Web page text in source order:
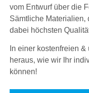
vom Entwurf über die
Sämtliche Materialien,
dabei höchsten
In einer kostenfreien
heraus, wie wir Ihr
können!